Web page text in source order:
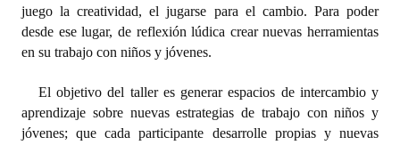
INSTITUCIONAL
Antiguos Pobladores
Noticias Destacadas
Registros y Distinciones
juego la creatividad, el jugarse para el cambio. Para poder
desde ese lugar, de reflexión lúdica crear nuevas herramientas
en su trabajo con niños y jóvenes.
El objetivo del taller es generar espacios de intercambio y
aprendizaje sobre nuevas estrategias de trabajo con niños y
jóvenes; que cada participante desarrolle propias y nuevas